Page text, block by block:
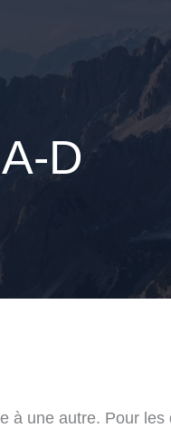
D
à une autre. Pour